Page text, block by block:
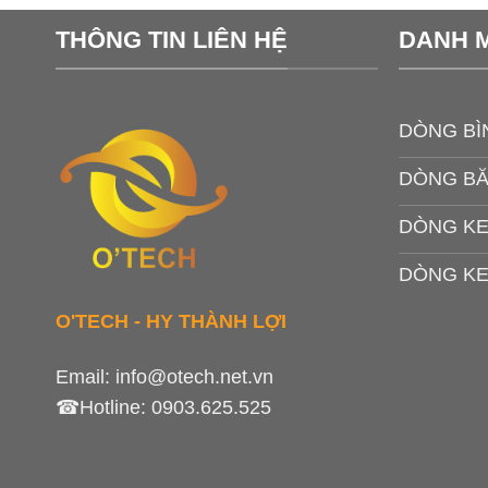
THÔNG TIN LIÊN HỆ
O'TECH - HY THÀNH LỢI
Email: info@otech.net.vn
☎Hotline: 0903.625.525
DANH
DÒNG
DÒNG
DÒNG
DÒNG